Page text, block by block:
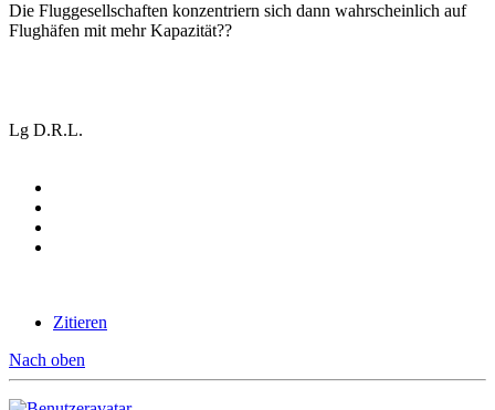
Die Fluggesellschaften konzentriern sich dann wahrscheinlich auf
Flughäfen mit mehr Kapazität??
Lg D.R.L.
Zitieren
Nach oben